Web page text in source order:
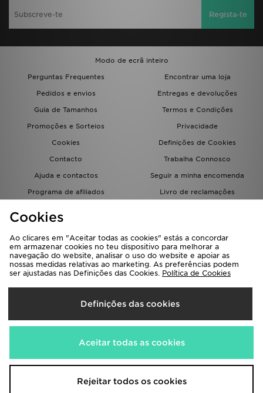
Regista-te
Modo de ecrã inteiro
Perguntas Frequentes
Encontrar uma loja
Pedidos e envios
Entregas e devoluções
Guia de Tamanhos
Termos e Condições
Promoções e Sorteios
Privacidade
Cookies
Definições de Cookies
Contacto
Trabalha Connosco
Ajuda e contactos
Seguir a minha encomenda
Programa de afiliados
Livro de reclamações
Seleciona O País
Portugal
Aceitamos os seguintes métodos de pagamento
Visita a nossa página corporativa emwww.jdplc.com
Cookies
Ao clicares em "Aceitar todas as cookies" estás a concordar
em armazenar cookies no teu dispositivo para melhorar a
navegação do website, analisar o uso do website e apoiar as
nossas medidas relativas ao marketing. As preferências podem
ser ajustadas nas Definições das Cookies. Política de Cookies
Definições das cookies
Aceitar todas as cookies
Rejeitar todos os cookies